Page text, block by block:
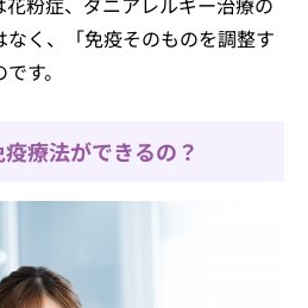
く、「免疫そのものを調整す
す。
療法ができるの？